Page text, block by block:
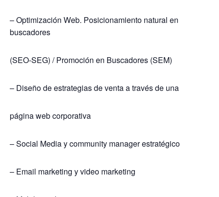
– Optimización Web. Posicionamiento natural en
buscadores
(SEO-SEG) / Promoción en Buscadores (SEM)
– Diseño de estrategias de venta a través de una
página web corporativa
– Social Media y community manager estratégico
– Email marketing y video marketing